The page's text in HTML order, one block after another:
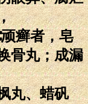
癣者，皂
骨丸；成漏
丸、蜡矾